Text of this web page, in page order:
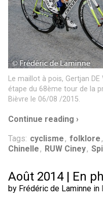
Le maillot à pois, Gertjan
étape du 68ème tour de la
Bièvre le 06/08 /2015.
Continue reading ›
Tags: cyclisme, folklore,
Chinelle, RUW Ciney,
Août 2014 | En
by Frédéric de Laminne in